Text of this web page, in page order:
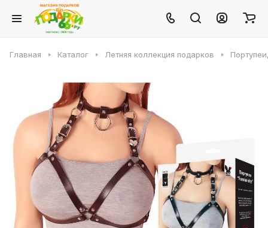
Главная Каталог Летняя коллекция подарков